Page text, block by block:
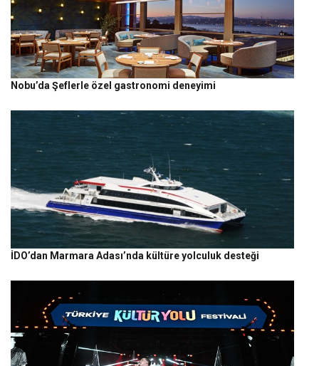
Nobu’da Şeflerle özel gastronomi deneyimi
İDO’dan Marmara Adası’nda kültüre yolculuk desteği